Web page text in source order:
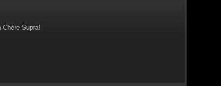
Chère Supra!